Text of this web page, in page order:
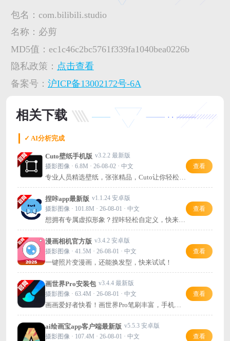
包名： com.bilibili.studio
名称： 必剪
MD5值： ec1c46c2bc5761f339fa1040bea0226b
隐私政策： 点击查看
备案号： 沪ICP备13002172号-6A
相关下载
✓ AI分析完成
Cuto壁纸手机版 v3.2.2 最新版
摄影图像 · 6.8M · 26-08-02 · 中文
专业人员精选壁纸，张张精品，Cuto让你轻松拥
有质感桌面。
查看
捏咔app最新版 v1.1.24 安卓版
摄影图像 · 101.8M · 26-08-01 · 中文
想拥有专属虚拟形象？捏咔轻松自定义，快来创
造你的故事吧！
查看
漫画相机官方版 v3.4.2 安卓版
摄影图像 · 41.5M · 26-08-01 · 中文
一键照片变漫画，还能换发型，快来试试！
查看
画世界Pro安装包 v3.4.4 最新版
摄影图像 · 63.4M · 26-08-01 · 中文
画画爱好者快看！画世界Pro笔刷丰富，手机也
能畅快创作～
查看
ai绘画宝app客户端最新版 v5.5.3 安卓版
摄影图像 · 107.4M · 26-08-01 · 中文
查看